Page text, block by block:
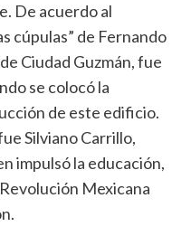
De acuerdo al
cúpulas” de Fernando
Ciudad Guzmán, fue
se colocó la
de este edificio.
Silviano Carrillo,
impulsó la educación,
Mexicana